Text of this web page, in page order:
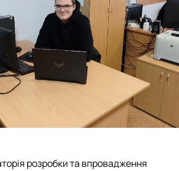
розробки та впровадження